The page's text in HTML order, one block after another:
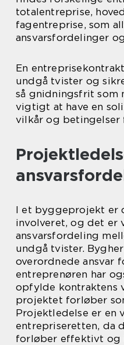
totalentreprise,
fagentreprise, som
ansvarsfordelinger
En
undgå tvister og
så gnidningsfrit som
vigtigt at have en
vilkår og betingelser
I et byggeprojekt er
involveret, og det er
ansvarsfordeling
undgå tvister.
overordnede ansvar
entreprenøren har
opfylde kontraktens
projektet forløber
Projektledelse er en
entrepriseretten, da
forløber effektivt og